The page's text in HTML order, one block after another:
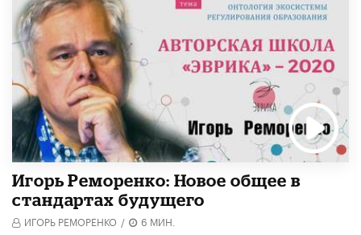
Игорь Реморенко: Новое общее в
стандартах будущего
ИГОРЬ РЕМОРЕНКО / 6 МИН.